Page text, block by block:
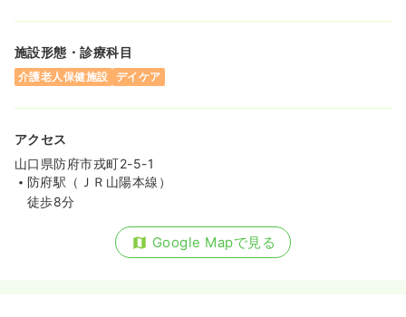
施設形態・診療科目
介護老人保健施設 デイケア
アクセス
山口県防府市戎町2-5-1
防府駅（ＪＲ山陽本線）
徒歩8分
Google Mapで見る